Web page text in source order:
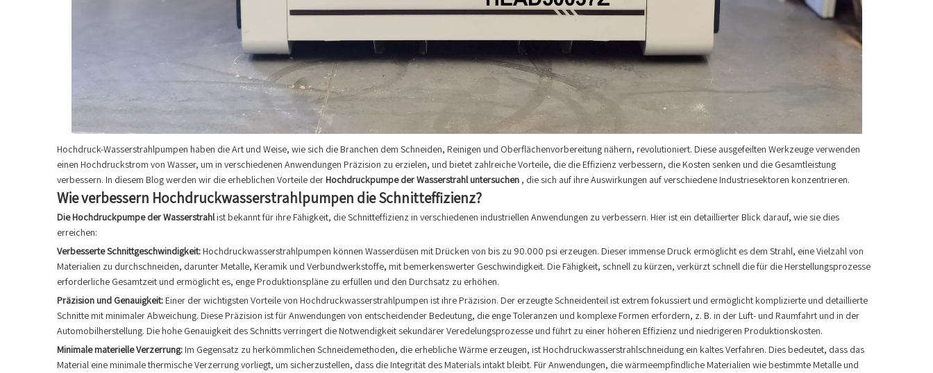
Hochdruck-Wasserstrahlpumpen haben die Art und Weise, wie sich die Branchen dem Schneiden, Reinigen und Oberflächenvorbereitung nähern, revolutioniert. Diese ausgefeilten Werkzeuge verwenden
einen Hochdruckstrom von Wasser, um in verschiedenen Anwendungen Präzision zu erzielen, und bietet zahlreiche Vorteile, die die Effizienz verbessern, die Kosten senken und die Gesamtleistung
verbessern. In diesem Blog werden wir die erheblichen Vorteile der Hochdruckpumpe der Wasserstrahl untersuchen , die sich auf ihre Auswirkungen auf verschiedene Industriesektoren konzentrieren.
Wie verbessern Hochdruckwasserstrahlpumpen die Schnitteffizienz?
Die Hochdruckpumpe der Wasserstrahlist bekannt für ihre Fähigkeit, die Schnitteffizienz in verschiedenen industriellen Anwendungen zu verbessern. Hier ist ein detaillierter Blick darauf, wie sie dies
erreichen:
Verbesserte Schnittgeschwindigkeit: Hochdruckwasserstrahlpumpen können Wasserdüsen mit Drücken von bis zu 90.000 psi erzeugen. Dieser immense Druck ermöglicht es dem Strahl, eine Vielzahl von
Materialien zu durchschneiden, darunter Metalle, Keramik und Verbundwerkstoffe, mit bemerkenswerter Geschwindigkeit. Die Fähigkeit, schnell zu kürzen, verkürzt schnell die für die Herstellungsprozesse
erforderliche Gesamtzeit und ermöglicht es, enge Produktionspläne zu erfüllen und den Durchsatz zu erhöhen.
Präzision und Genauigkeit: Einer der wichtigsten Vorteile von Hochdruckwasserstrahlpumpen ist ihre Präzision. Der erzeugte Schneidenteil ist extrem fokussiert und ermöglicht komplizierte und detaillierte
Schnitte mit minimaler Abweichung. Diese Präzision ist für Anwendungen von entscheidender Bedeutung, die enge Toleranzen und komplexe Formen erfordern, z. B. in der Luft- und Raumfahrt und in der
Automobilherstellung. Die hohe Genauigkeit des Schnitts verringert die Notwendigkeit sekundärer Veredelungsprozesse und führt zu einer höheren Effizienz und niedrigeren Produktionskosten.
Minimale materielle Verzerrung: Im Gegensatz zu herkömmlichen Schneidemethoden, die erhebliche Wärme erzeugen, ist Hochdruckwasserstrahlschneidung ein kaltes Verfahren. Dies bedeutet, dass das
Material eine minimale thermische Verzerrung vorliegt, um sicherzustellen, dass die Integrität des Materials intakt bleibt. Für Anwendungen, die wärmeempfindliche Materialien wie bestimmte Metalle und